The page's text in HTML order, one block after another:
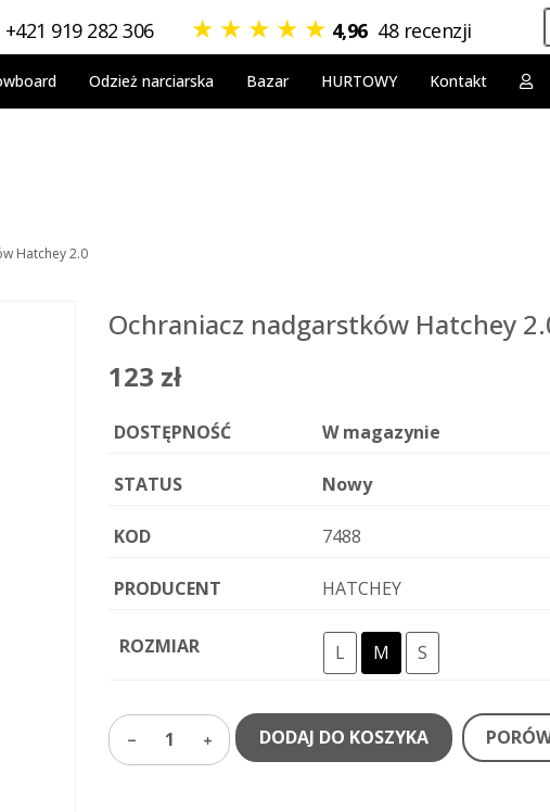
+421 919 282 306 ★ ★ ★ ★ ★ 4,96 48 recenzji
Odzież narciarska Bazar HURTOWY Kontakt
Hatchey 2.0
Ochraniacz nadgarstków Hatchey
123 zł
DOSTĘPNOŚĆ W magazynie
STATUS Nowy
KOD 7488
PRODUCENT HATCHEY
ROZMIAR L M S
1 DODAJ DO KOSZYKA